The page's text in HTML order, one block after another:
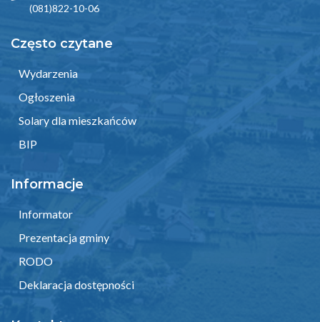
(081)822-10-06
Często czytane
Wydarzenia
Ogłoszenia
Solary dla mieszkańców
BIP
Informacje
Informator
Prezentacja gminy
RODO
Deklaracja dostępności